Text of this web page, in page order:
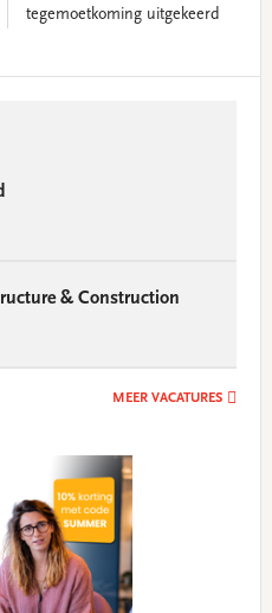
tegemoetkoming uitgekeerd
& Construction
MEER VACATURES